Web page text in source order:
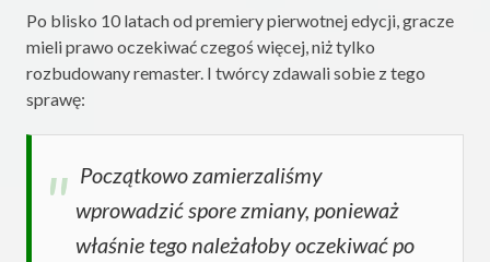
Po blisko 10 latach od premiery pierwotnej edycji, gracze
mieli prawo oczekiwać czegoś więcej, niż tylko
rozbudowany remaster. I twórcy zdawali sobie z tego
sprawę:
Początkowo zamierzaliśmy
wprowadzić spore zmiany, ponieważ
właśnie tego należałoby oczekiwać po